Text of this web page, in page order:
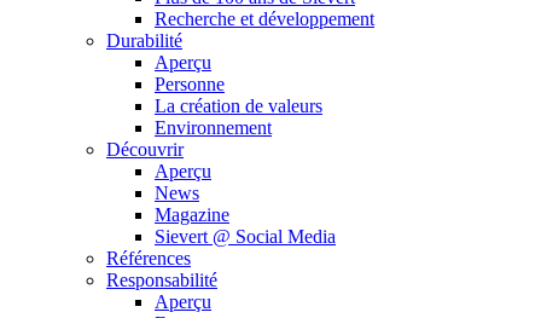
Recherche et développement
Durabilité
Aperçu
Personne
La création de valeurs
Environnement
Découvrir
Aperçu
News
Magazine
Sievert @ Social Media
Références
Responsabilité
Aperçu